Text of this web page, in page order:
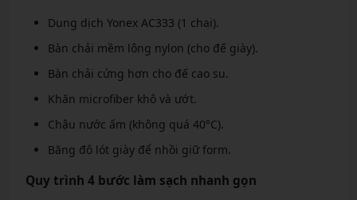
Dung dịch Yonex AC333 (1 chai).
Bàn chải mềm lông nylon (cho đế giày).
Bàn chải cứng hơn cho đế cao su.
Khăn microfiber khô và ướt.
Chậu nước ấm (không quá 40°C).
Băng đô lót giày để nhồi giữ form.
Quy trình 4 bước làm sạch nhanh gọn